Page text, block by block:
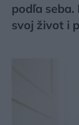
podľa
svoj život i